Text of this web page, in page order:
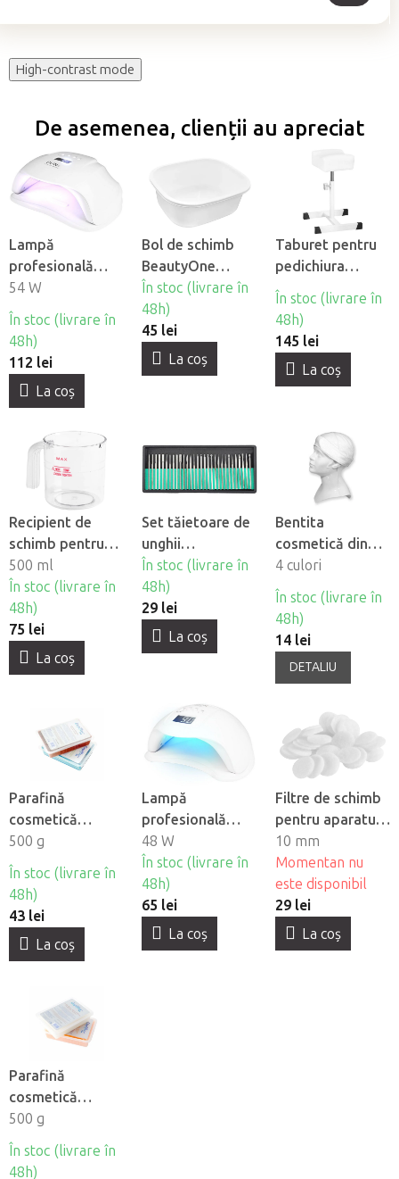
High-contrast mode
De asemenea, clienții au apreciat
Lampă
profesională
pentru unghii
BeautyOne UV
LED SUN X
54 W
În stoc (livrare în
48h)
112 lei
La coş
Bol de schimb
BeautyOne
pentru cadă de
pedichiură
În stoc (livrare în
48h)
45 lei
La coş
Taburet pentru
pedichiura
BeautyOne Bell
În stoc (livrare în
48h)
145 lei
La coş
Recipient de
schimb pentru
aburitorul
cosmetic
BeautyOne F-17
500 ml
În stoc (livrare în
48h)
75 lei
La coş
Set tăietoare de
unghii
BeautyOne DBD-
F, 30 buc
În stoc (livrare în
48h)
29 lei
La coş
Bentita
cosmetică din
bumbac
BeautyOne
4 culori
În stoc (livrare în
48h)
14 lei
DETALIU
Parafină
cosmetică
Depilflax -
Ciocolată
500 g
În stoc (livrare în
48h)
43 lei
La coş
Lampă
profesională
pentru unghii
BeautyOne UV
Dual LED Glow 5
48 W
În stoc (livrare în
48h)
65 lei
La coş
Filtre de schimb
pentru aparatul
de înfrumusețare
BeautyOne AM
60, 40 buc
10 mm
Momentan nu
este disponibil
29 lei
La coş
Parafină
cosmetică
Depilflax - Unt
de Shea
500 g
În stoc (livrare în
48h)